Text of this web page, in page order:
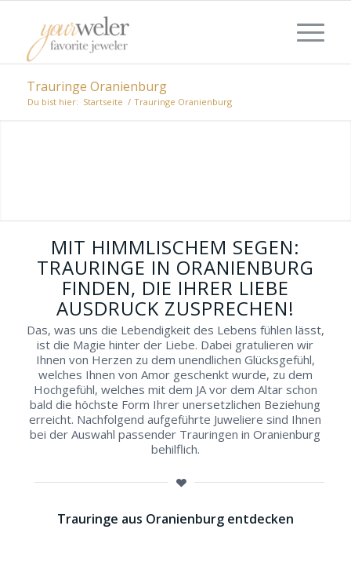
Trauringe Oranienburg
Du bist hier: Startseite / Trauringe Oranienburg
erleben, gemeinsam Juweliere
gemeinsam unterschiedliche Trauringe in
Oranienburg anstecken.
MIT HIMMLISCHEM SEGEN:
TRAURINGE IN ORANIENBURG
FINDEN, DIE IHRER LIEBE
AUSDRUCK ZUSPRECHEN!
Das, was uns die Lebendigkeit des Lebens fühlen lässt,
ist die Magie hinter der Liebe. Dabei gratulieren wir
Ihnen von Herzen zu dem unendlichen Glücksgefühl,
welches Ihnen von Amor geschenkt wurde, zu dem
Hochgefühl, welches mit dem JA vor dem Altar schon
bald die höchste Form Ihrer unersetzlichen Beziehung
erreicht. Nachfolgend aufgeführte Juweliere sind Ihnen
bei der Auswahl passender Trauringen in Oranienburg
behilflich.
Trauringe aus Oranienburg entdecken